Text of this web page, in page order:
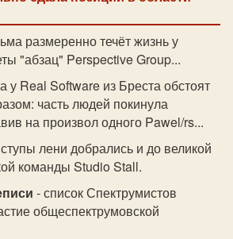
размеренно течёт жизнь у
"абзац" Perspective Group...
у Real Software из Бреста обстоят
часть людей покинула
на произвол одного Pawel/rs...
лени добрались и до великой
команды Studio Stall.
- список Спектрумистов
общеспектрумовской